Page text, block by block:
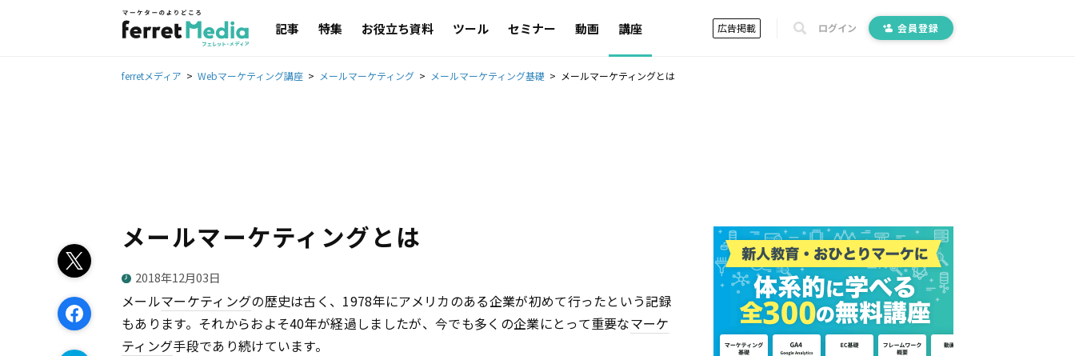
記事 特集 お役立ち資料 ツール セミナー 動画 講座 広告掲載 ログイン 会員登録
ferretメディア Webマーケティング講座 メールマーケティング メールマーケティング基礎 メールマーケティングとは
メールマーケティングとは
2018年12月03日
メールマーケティングの歴史は古く、1978年にアメリカのある企業が初めて行ったという記録
もあります。それからおよそ40年が経過しましたが、今でも多くの企業にとって重要なマーケ
ティング手段であり続けています。